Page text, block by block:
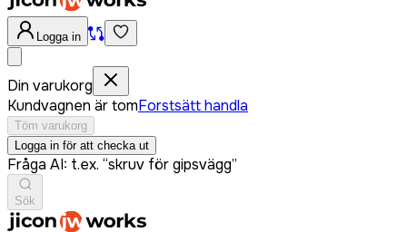
Logga in
Din varukorg
Kundvagnen är tomForstsätt handla
Töm varukorg
Logga in för att checka ut
Fråga AI: t.ex. “skruv för gipsvägg”
Sök